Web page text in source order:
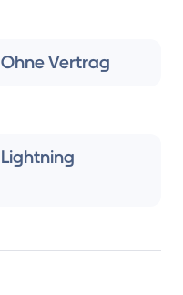
Ohne Vertrag
Lightning